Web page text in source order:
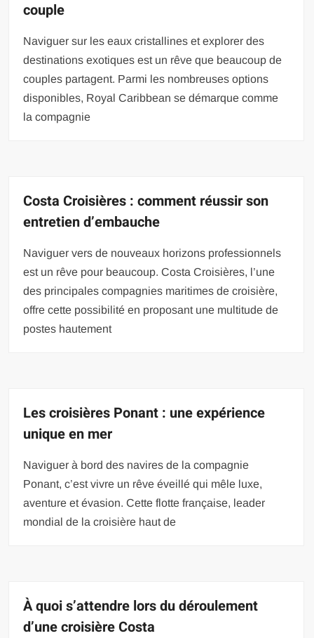
couple
Naviguer sur les eaux cristallines et explorer des
destinations exotiques est un rêve que beaucoup de
couples partagent. Parmi les nombreuses options
disponibles, Royal Caribbean se démarque comme
la compagnie
Costa Croisières : comment réussir son
entretien d’embauche
Naviguer vers de nouveaux horizons professionnels
est un rêve pour beaucoup. Costa Croisières, l’une
des principales compagnies maritimes de croisière,
offre cette possibilité en proposant une multitude de
postes hautement
Les croisières Ponant : une expérience
unique en mer
Naviguer à bord des navires de la compagnie
Ponant, c’est vivre un rêve éveillé qui mêle luxe,
aventure et évasion. Cette flotte française, leader
mondial de la croisière haut de
À quoi s’attendre lors du déroulement
d’une croisière Costa